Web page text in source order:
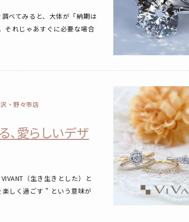
べてみると、大体が「納期は
それじゃあすぐに必要な場合
・野々市店
、愛らしいデザ
（生き生きとした）と
しく過ごす ” という意味が